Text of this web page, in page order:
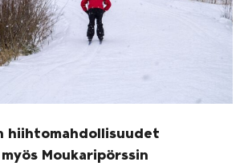
hiihtomahdollisuudet
Moukaripörssin